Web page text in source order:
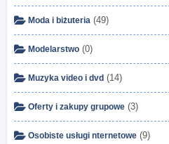
Moda i biżuteria (49)
Modelarstwo (0)
Muzyka video i dvd (14)
Oferty i zakupy grupowe (3)
Osobiste usługi nternetowe (9)